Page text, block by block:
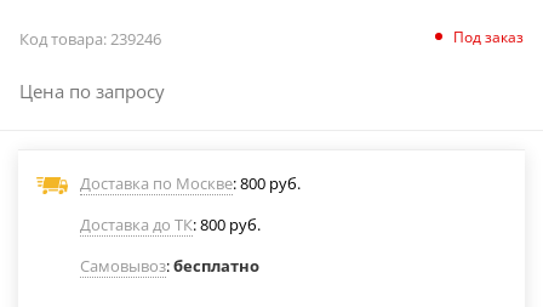
Код товара:239246 Под заказ
Цена по запросу
Доставка по Москве: 800 руб.
Доставка до ТК: 800 руб.
Самовывоз:бесплатно